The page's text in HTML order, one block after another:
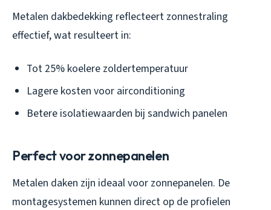
Metalen dakbedekking reflecteert zonnestraling
effectief, wat resulteert in:
Tot 25% koelere zoldertemperatuur
Lagere kosten voor airconditioning
Betere isolatiewaarden bij sandwich panelen
Perfect voor zonnepanelen
Metalen daken zijn ideaal voor zonnepanelen. De
montagesystemen kunnen direct op de profielen